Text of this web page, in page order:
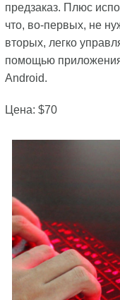
предзаказ. Плюс
что, во-первых, не
вторых, легко
помощью
Android.
Цена: $70